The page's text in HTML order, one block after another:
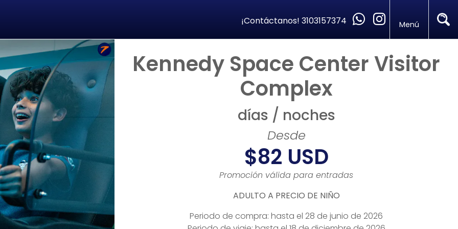
¡Contáctanos! 3103157374 Menú
Kennedy Space Center Visitor
Complex
días / noches
Desde
$82 USD
Promoción válida para entradas
ADULTO A PRECIO DE NIÑO
Periodo de compra: hasta el 28 de junio de 2026